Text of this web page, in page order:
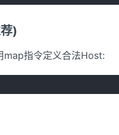
)
map指令定义合法Host: